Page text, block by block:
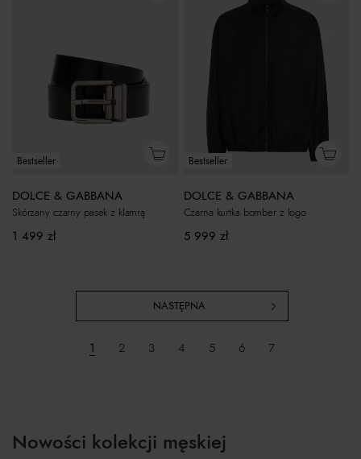
Bestseller
DOLCE & GABBANA
Skórzany czarny pasek z klamrą
1 499 zł
Bestseller
DOLCE & GABBANA
Czarna kurtka bomber z logo
5 999 zł
1 2 3 4 5 6 7
NASTĘPNA
Nowości kolekcji męskiej